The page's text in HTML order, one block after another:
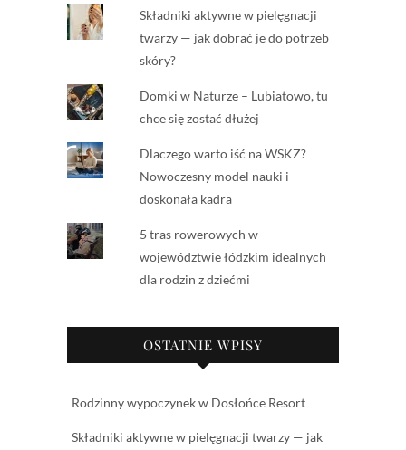
Składniki aktywne w pielęgnacji
twarzy — jak dobrać je do potrzeb
skóry?
Domki w Naturze – Lubiatowo, tu
chce się zostać dłużej
Dlaczego warto iść na WSKZ?
Nowoczesny model nauki i
doskonała kadra
5 tras rowerowych w
województwie łódzkim idealnych
dla rodzin z dziećmi
OSTATNIE WPISY
Rodzinny wypoczynek w Dosłońce Resort
Składniki aktywne w pielęgnacji twarzy — jak